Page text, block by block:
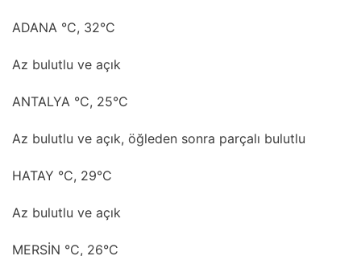
ADANA °C, 32°C
Az bulutlu ve açık
ANTALYA °C, 25°C
Az bulutlu ve açık, öğleden sonra parçalı bulutlu
HATAY °C, 29°C
Az bulutlu ve açık
MERSİN °C, 26°C